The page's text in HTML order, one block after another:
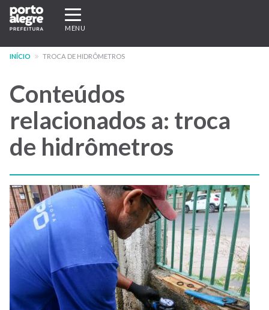
Pular
para
conteúdo
Expandir/recolher
navegação
MENU
INÍCIO TROCA DE HIDRÔMETROS
Conteúdos
relacionados a: troca
de hidrômetros